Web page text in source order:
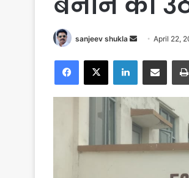
sanjeev shukla
Send
email
April 22,
Facebook
X LinkedInShare via Email